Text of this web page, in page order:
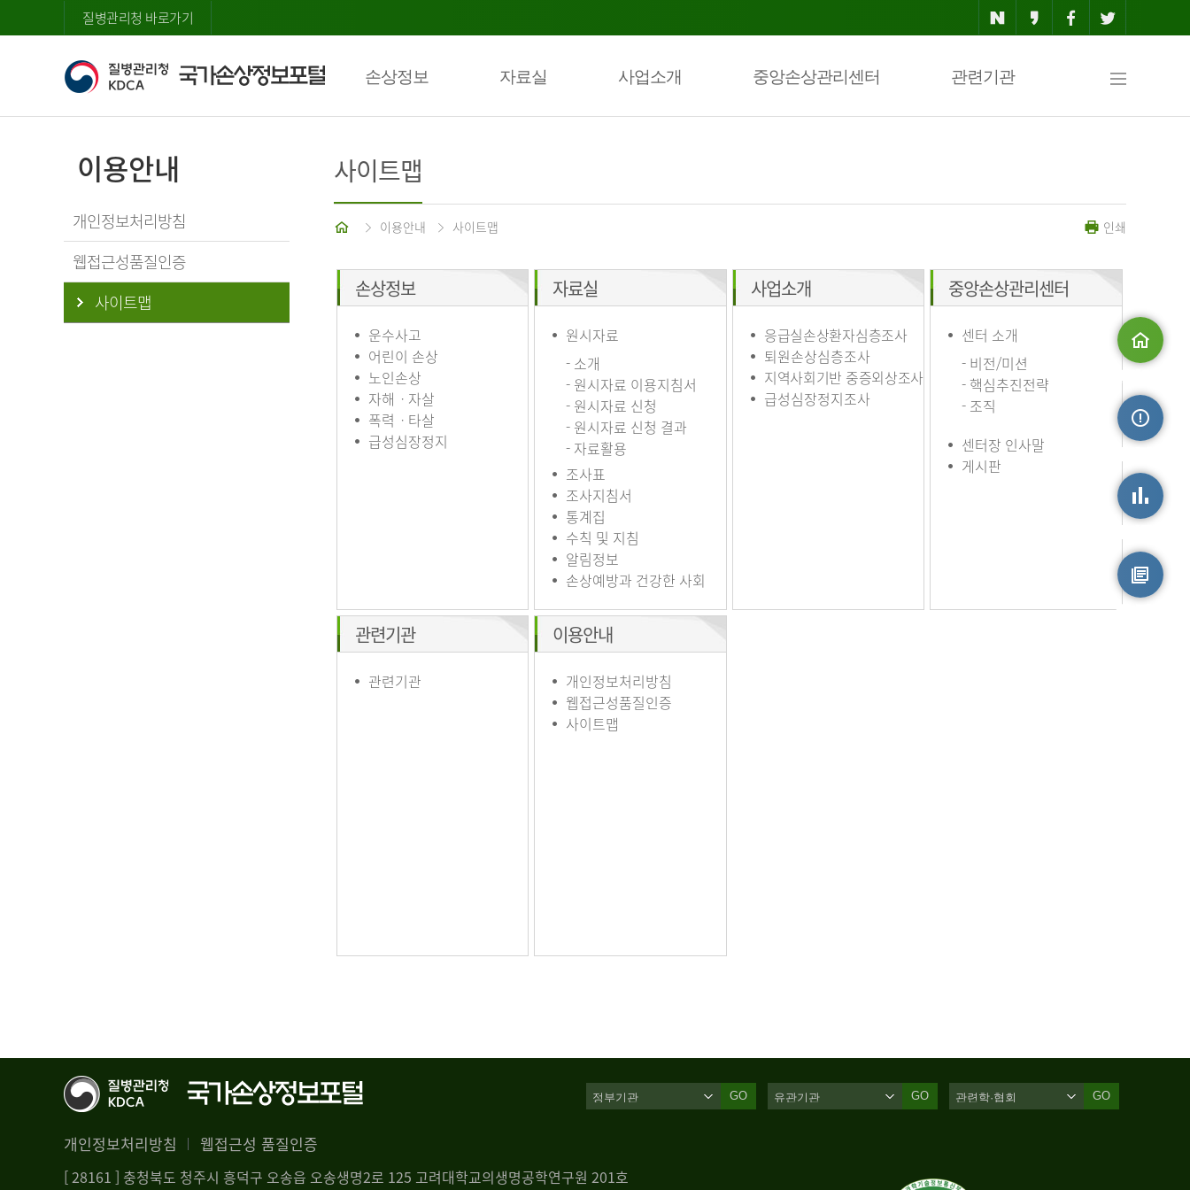
질병관리청 바로가기
손상정보 자료실 사업소개 중앙손상관리센터 관련기관
맵
이용안내
개인정보처리방침
웹접근성품질인증
사이트맵
사이트맵
홈 이용안내 사이트맵 인쇄
손상정보
운수사고
어린이 손상
노인손상
자해ㆍ자살
폭력ㆍ타살
급성심장정지
자료실
원시자료
- 소개
- 원시자료 이용지침서
- 원시자료 신청
- 원시자료 신청 결과
- 자료활용
조사표
조사지침서
통계집
수칙 및 지침
알림정보
손상예방과 건강한 사회
사업소개
응급실손상환자심층조사
퇴원손상심층조사
지역사회기반 중증외상조사
급성심장정지조사
중앙손상관리센터
센터 소개
- 비전/미션
- 핵심추진전략
- 조직
센터장 인사말
게시판
관련기관
관련기관
이용안내
개인정보처리방침
웹접근성품질인증
사이트맵
개인정보처리방침 웹접근성 품질인증
GO GO GO
[ 28161 ] 충청북도 청주시 흥덕구 오송읍 오송생명2로 125 고려대학교의생명공학연구원 201호
메인으로
원시자료